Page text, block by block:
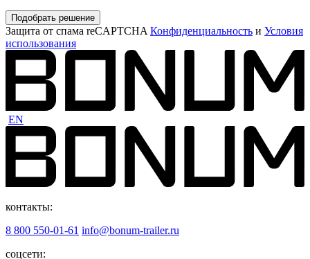
Подобрать решение
Защита от спама reCAPTCHA Конфиденциальность и Условия
использования
EN
контакты:
8 800 550-01-61 info@bonum-trailer.ru
соцсети: